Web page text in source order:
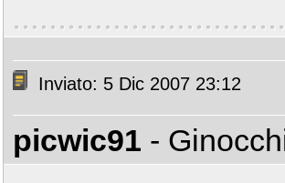
Inviato: 5 Dic 2007 23:12
picwic91 -